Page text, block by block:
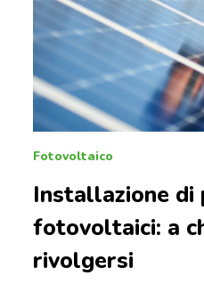
Fotovoltaico
Installazione di
fotovoltaici: a
rivolgersi